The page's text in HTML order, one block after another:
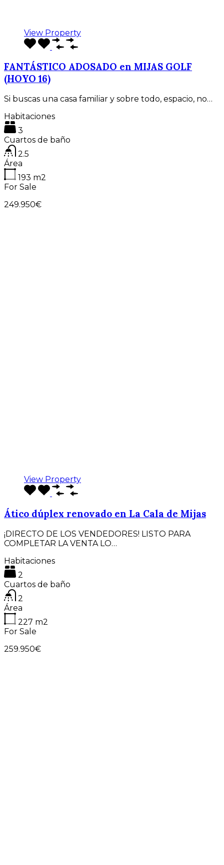
View Property
FANTÁSTICO ADOSADO en MIJAS GOLF
(HOYO 16)
Si buscas una casa familiar y sobre todo, espacio, no…
Habitaciones
3
Cuartos de baño
2.5
Área
193 m2
For Sale
249.950€
View Property
Ático dúplex renovado en La Cala de Mijas
¡DIRECTO DE LOS VENDEDORES! LISTO PARA
COMPLETAR LA VENTA LO…
Habitaciones
2
Cuartos de baño
2
Área
227 m2
For Sale
259.950€